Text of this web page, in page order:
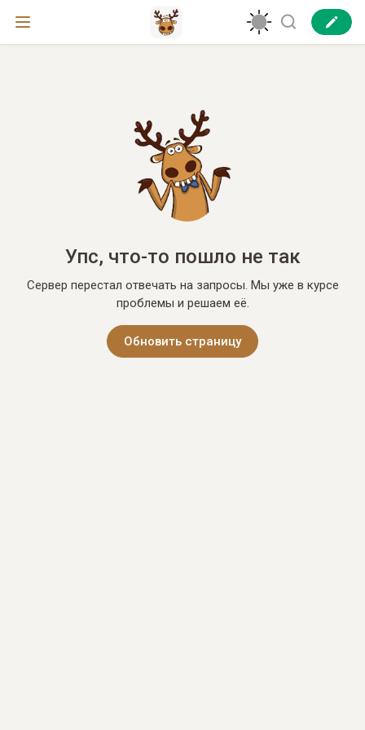
Упс, что-то пошло не так
Сервер перестал отвечать на запросы. Мы уже в курсе
проблемы и решаем её.
Обновить страницу